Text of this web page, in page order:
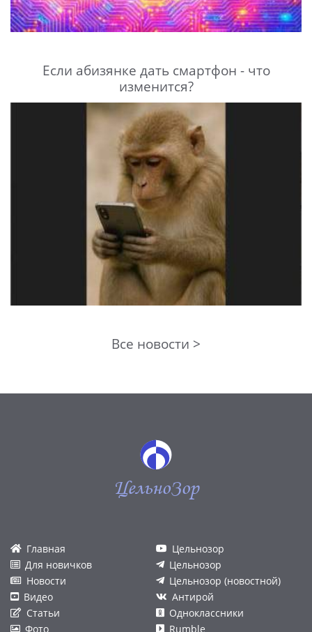
Если абизянке дать смартфон - что
изменится?
Все новости >
ЦельноЗор
Главная
Для новичков
Новости
Видео
Статьи
Фото
Цельнозор
Цельнозор
Цельнозор (новостной)
Антирой
Одноклассники
Rumble